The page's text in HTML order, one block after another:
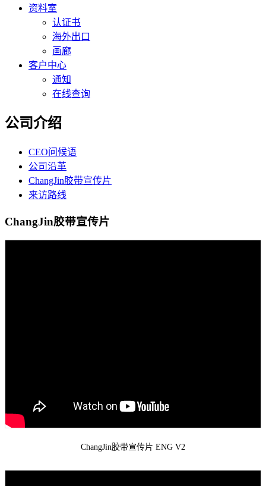
资料室
认证书
海外出口
画廊
客户中心
通知
在线查询
公司介绍
CEO问候语
公司沿革
ChangJin胶带宣传片
来访路线
ChangJin胶带宣传片
ChangJin胶带宣传片 ENG V2